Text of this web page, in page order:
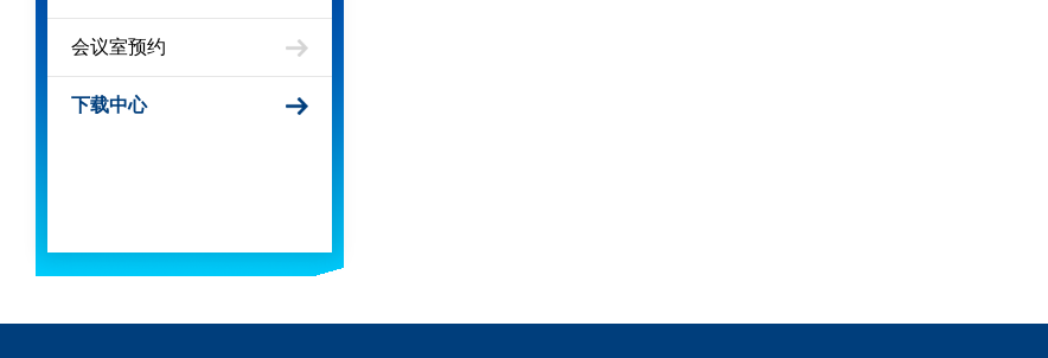
会议室预约
下载中心